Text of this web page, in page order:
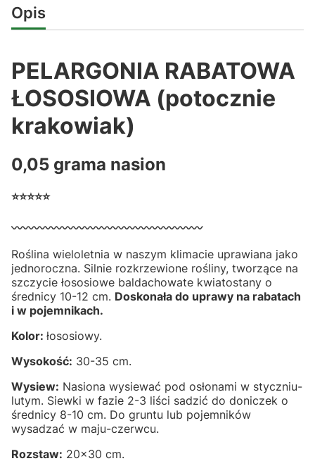
Opis
PELARGONIA RABATOWA
ŁOSOSIOWA (potocznie
krakowiak)
0,05 grama nasion
⭐⭐⭐⭐⭐
〰️〰️〰️〰️〰️〰️〰️〰️〰️〰️〰️〰️〰️〰️〰️〰️〰️
Roślina wieloletnia w naszym klimacie uprawiana jako
jednoroczna. Silnie rozkrzewione rośliny, tworzące na
szczycie łososiowe baldachowate kwiatostany o
średnicy 10-12 cm. Doskonała do uprawy na rabatach
i w pojemnikach.
Kolor: łososiowy.
Wysokość: 30-35 cm.
Wysiew: Nasiona wysiewać pod osłonami w styczniu-
lutym. Siewki w fazie 2-3 liści sadzić do doniczek o
średnicy 8-10 cm. Do gruntu lub pojemników
wysadzać w maju-czerwcu.
Rozstaw: 20x30 cm.